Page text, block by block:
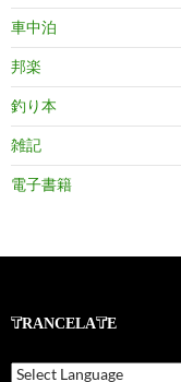
車中泊
邦楽
釣り本
雑記
電子書籍
TRANCELATE